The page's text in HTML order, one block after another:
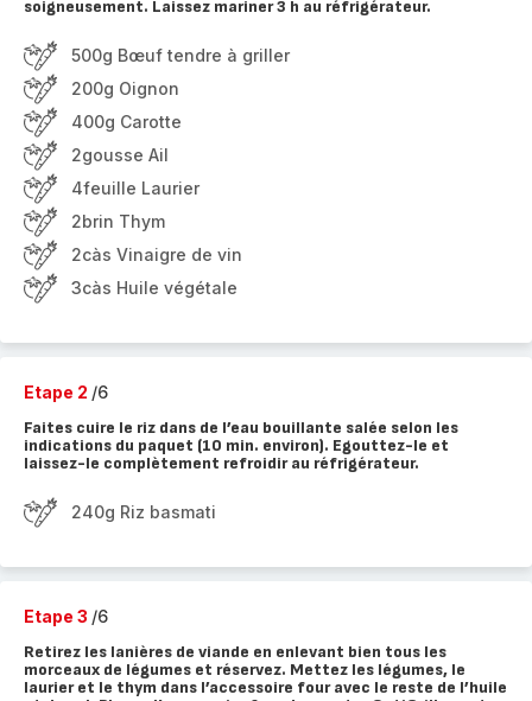
soigneusement. Laissez mariner 3 h au réfrigérateur.
500g Bœuf tendre à griller
200g Oignon
400g Carotte
2gousse Ail
4feuille Laurier
2brin Thym
2càs Vinaigre de vin
3càs Huile végétale
Etape 2 /6
Faites cuire le riz dans de l’eau bouillante salée selon les
indications du paquet (10 min. environ). Egouttez-le et
laissez-le complètement refroidir au réfrigérateur.
240g Riz basmati
Etape 3 /6
Retirez les lanières de viande en enlevant bien tous les
morceaux de légumes et réservez. Mettez les légumes, le
laurier et le thym dans l’accessoire four avec le reste de l’huile